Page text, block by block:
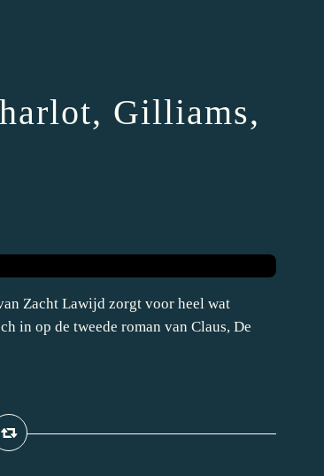
Gilliams,
Zacht Lawijd zorgt voor heel wat
in op de tweede roman van Claus, De